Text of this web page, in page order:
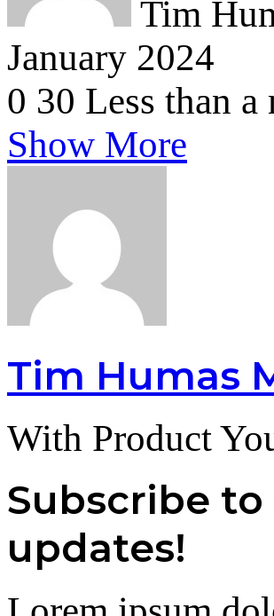
Tim
January 2024
0 30 Less than a
Show More
Tim Humas
With Product
Subscribe
updates!